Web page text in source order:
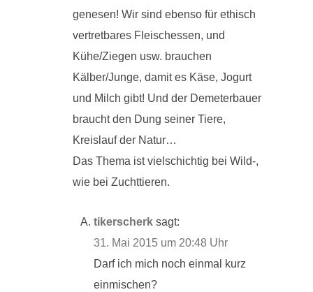
genesen! Wir sind ebenso für ethisch
vertretbares Fleischessen, und
Kühe/Ziegen usw. brauchen
Kälber/Junge, damit es Käse, Jogurt
und Milch gibt! Und der Demeterbauer
braucht den Dung seiner Tiere,
Kreislauf der Natur…
Das Thema ist vielschichtig bei Wild-,
wie bei Zuchttieren.
tikerscherk sagt:
31. Mai 2015 um 20:48 Uhr
Darf ich mich noch einmal kurz
einmischen?